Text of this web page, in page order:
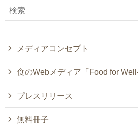
メディアコンセプト
食のWebメディア「Food for
プレスリリース
無料冊子